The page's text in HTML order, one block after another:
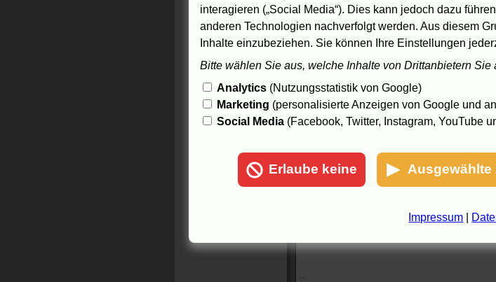
interagieren („Social Media“). Dies kann jedoch dazu
anderen Technologien nachverfolgt werden. Aus diesem
Inhalte einzubeziehen. Sie können Ihre Einstellungen
Bitte wählen Sie aus, welche Inhalte von Drittanbietern
Analytics(Nutzungsstatistik von Google)
Marketing (personalisierte Anzeigen von Google und
Social Media(Facebook, Twitter, Instagram, YouTube
Erlaube keine Ausgewählte
Impressum